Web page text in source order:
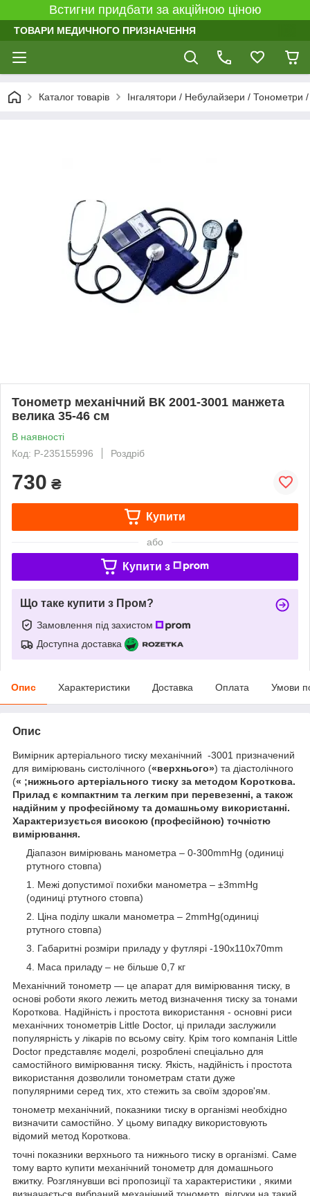
Встигни придбати за акційною ціною
ТОВАРИ МЕДИЧНОГО ПРИЗНАЧЕННЯ
Каталог товарів Інгалятори / Небулайзери / Тонометри
Тонометр механічний ВК 2001-3001 манжета
велика 35-46 см
В наявності
Код: P-235155996
Роздріб
730 ₴
Купити
або
Купити з
Що таке купити з Пром?
Замовлення під захистом
Доступна доставка
Опис Характеристики Доставка Оплата Умови
Опис
Вимірник артеріального тиску механічний -3001 призначений
для вимірювань систолічного («верхнього») та діастолічного
(« ;нижнього артеріального тиску за методом Короткова.
Прилад є компактним та легким при перевезенні, а також
надійним у професійному та домашньому використанні.
Характеризується високою (професійною) точністю
вимірювання.
Діапазон вимірювань манометра – 0-300mmHg (одиниці
ртутного стовпа)
Межі допустимої похибки манометра – ±3mmHg
(одиниці ртутного стовпа)
Ціна поділу шкали манометра – 2mmHg(одиниці
ртутного стовпа)
Габаритні розміри приладу у футлярі -190x110x70mm
Маса приладу – не більше 0,7 кг
Механічний тонометр ― це апарат для вимірювання тиску, в
основі роботи якого лежить метод визначення тиску за тонами
Короткова. Надійність і простота використання - основні риси
механічних тонометрів Little Doctor, ці прилади заслужили
популярність у лікарів по всьому світу. Крім того компанія Little
Doctor представляє моделі, розроблені спеціально для
самостійного вимірювання тиску. Якість, надійність і простота
використання дозволили тонометрам стати дуже
популярними серед тих, хто стежить за своїм здоров'ям.
тонометр механічний, показники тиску в організмі необхідно
визначити самостійно. У цьому випадку використовують
відомий метод Короткова.
точні показники верхнього та нижнього тиску в організмі. Саме
тому варто купити механічний тонометр для домашнього
вжитку. Розглянувши всі пропозиції та характеристики , якими
визначається вибраний механічний тонометр, відгуки на такий